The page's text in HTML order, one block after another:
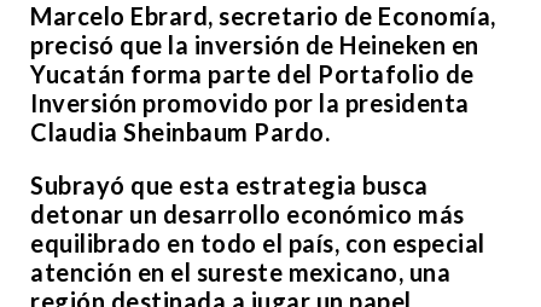
Marcelo Ebrard, secretario de Economía,
precisó que la inversión de Heineken en
Yucatán forma parte del Portafolio de
Inversión promovido por la presidenta
Claudia Sheinbaum Pardo.
Subrayó que esta estrategia busca
detonar un desarrollo económico más
equilibrado en todo el país, con especial
atención en el sureste mexicano, una
región destinada a jugar un papel